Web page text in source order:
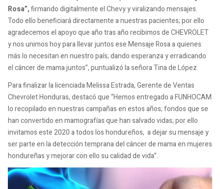
Rosa”,firmando digitalmente el Chevy y viralizando mensajes.
Todo ello beneficiará directamente a nuestras pacientes; por ello
agradecemos el apoyo que año tras año recibimos de CHEVROLET
y nos unimos hoy para llevar juntos ese Mensaje Rosa a quienes
más lo necesitan en nuestro país; dando esperanza y erradicando
el cáncer de mama juntos”, puntualizó la señora Tina de López.
Para finalizar la licenciada Melissa Estrada, Gerente de Ventas
Chevrolet Honduras, destacó que “Hemos entregado a FUNHOCAM
lo recopilado en nuestras campañas en estos años; fondos que se
han convertido en mamografías que han salvado vidas; por ello
invitamos este 2020 a todos los hondureños, a dejar su mensaje y
ser parte en la detección temprana del cáncer de mama en mujeres
hondureñas y mejorar con ello su calidad de vida”.